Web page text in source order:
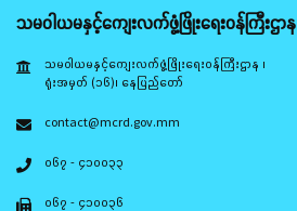
သမဝါယမနှင့်ကျေးလက်ဖွံ့ဖြိုးရေးဝန်ကြီးဌာန
သမဝါယမနှင့်ကျေးလက်ဖွံ့ဖြိုးရေးဝန်ကြီးဌာန ၊
ရုံးအမှတ် (၁၆)၊ နေပြည်တော်
contact@mcrd.gov.mm
၀၆၇ - ၄၁၀၀၃၃
၀၆၇ - ၄၁၀၀၃၆